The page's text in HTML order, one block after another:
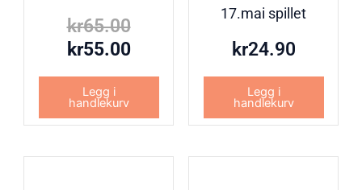
kr65.00
kr55.00
Legg i
handlekurv
17.mai spillet
kr24.90
Legg i
handlekurv